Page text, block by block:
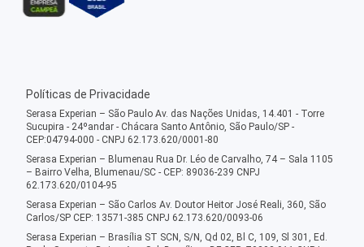
Políticas de Privacidade
Serasa Experian – São Paulo Av. das Nações Unidas, 14.401 - Torre
Sucupira - 24ºandar - Chácara Santo Antônio, São Paulo/SP -
CEP:04794-000 - CNPJ 62.173.620/0001-80
Serasa Experian – Blumenau Rua Dr. Léo de Carvalho, 74 – Sala 1105
– Bairro Velha, Blumenau/SC - CEP: 89036-239 CNPJ
62.173.620/0104-95
Serasa Experian – São Carlos Av. Doutor Heitor José Reali, 360, São
Carlos/SP CEP: 13571-385 CNPJ 62.173.620/0093-06
Serasa Experian – Brasília ST SCN, S/N, Qd 02, Bl C, 109, Sl 301, Ed.